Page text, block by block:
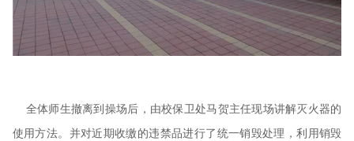
全体师生撤离到操场后，由校保卫处马贺主任现场讲解灭火器的
使用方法。并对近期收缴的违禁品进行了统一销毁处理，利用销毁